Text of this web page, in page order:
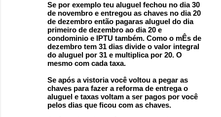
Se por exemplo teu aluguel fechou no dia 30
de novembro e entregou as chaves no dia 20
de dezembro então pagaras aluguel do dia
primeiro de dezembro ao dia 20 e
condominio e IPTU também. Como o mÊs de
dezembro tem 31 dias divide o valor integral
do aluguel por 31 e multiplica por 20. O
mesmo com cada taxa.
Se após a vistoria você voltou a pegar as
chaves para fazer a reforma de entrega o
aluguel e taxas voltam a ser pagos por você
pelos dias que ficou com as chaves.